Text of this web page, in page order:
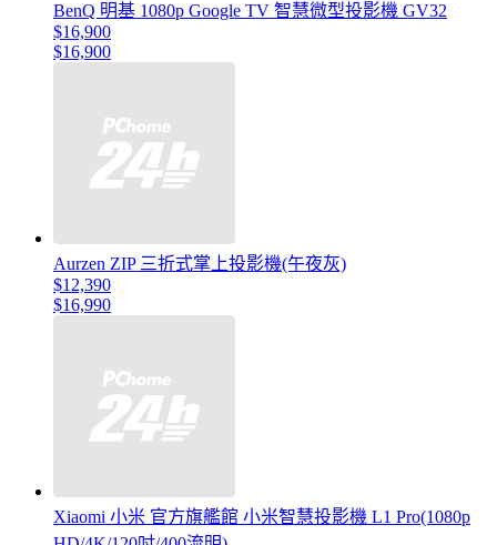
BenQ 明基 1080p Google TV 智慧微型投影機 GV32
$16,900
$16,900
Aurzen ZIP 三折式掌上投影機(午夜灰)
$12,390
$16,990
Xiaomi 小米 官方旗艦館 小米智慧投影機 L1 Pro(1080p